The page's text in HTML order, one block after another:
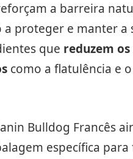
a barreira
a proteger e manter a
que reduzem
como a flatulência e
Bulldog Francês
específica